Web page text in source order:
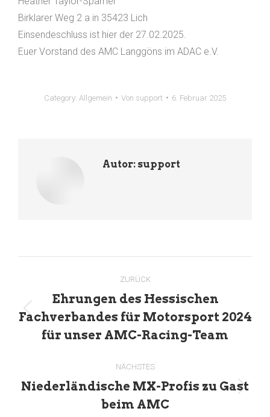
Birklarer Weg 2 a in 35423 Lich
Einsendeschluss ist hier der 27.02.2025.
Euer Vorstand des AMC Langgöns im ADAC e.V.
Category: Allgemein Von support 6. Februar 2025
Autor: support
ZURÜCK
Vorheriger
Beitrag:
Ehrungen des Hessischen
Fachverbandes für Motorsport 2024
für unser AMC-Racing-Team
NÄCHSTES
Nächster
Beitrag:
Niederländische MX-Profis zu Gast
beim AMC